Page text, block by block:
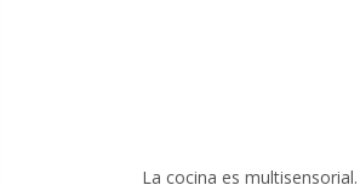
La cocina es